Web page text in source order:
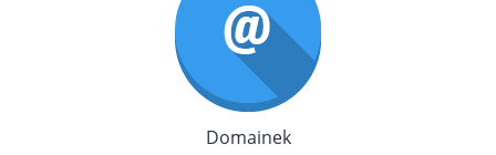
Domainek